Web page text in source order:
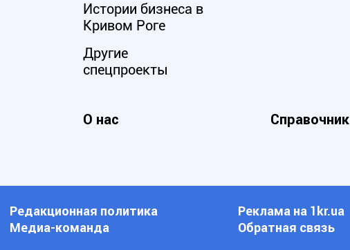
Истории бизнеса в
Кривом Роге
Другие
спецпроекты
О нас
Справочник
Редакционная политика
Реклама на 1kr.ua
Медиа-команда
Обратная связь